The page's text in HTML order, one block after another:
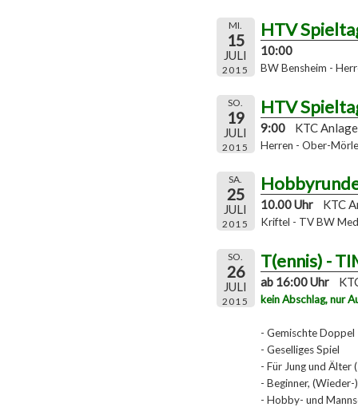
MI.
15
JULI
2015
HTV
10:00
BW Bensheim -
SO.
19
JULI
2015
HTV
9:00 KTC Anlage
Herren - Ober-
SA.
25
JULI
2015
10.00 Uhr KTC
Kriftel - TV BW
SO.
26
JULI
2015
T(ennis) -
ab 16:00 Uhr
kein Abschlag, nur
- Gemischte Doppel
- Geselliges Spiel
- Für Jung und Älter
- Beginner, (Wieder-
- Hobby- und